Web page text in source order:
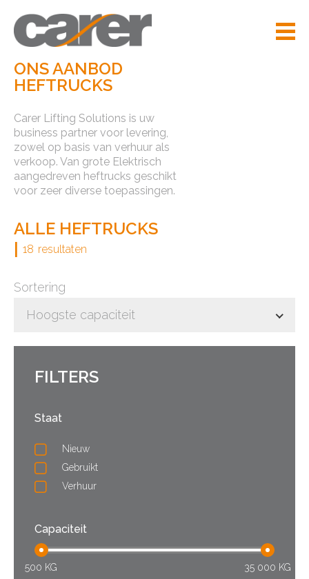
ONS AANBOD
HEFTRUCKS
Carer Lifting Solutions is uw
business partner voor levering,
zowel op basis van verhuur als
verkoop. Van grote Elektrisch
aangedreven heftrucks geschikt
voor zeer diverse toepassingen.
ALLE HEFTRUCKS
18 resultaten
Sortering
Hoogste capaciteit
FILTERS
Staat
Nieuw
Gebruikt
Verhuur
Capaciteit
500 KG 35 000 KG